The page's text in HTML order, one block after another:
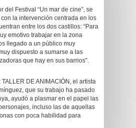
del Festival “Un mar de cine”, se
la intervención centrada en los
entre los dos castillos: “Para
emotivo trabajar en la zona
llegado a un público muy
dispuesto a sumarse a las
que hay en sus barrios”.
TALLER DE ANIMACIÓN, el artista
que su trabajo ha pasado
ayudó a plasmar en el papel las
incluso las de aquellas
con poca habilidad para